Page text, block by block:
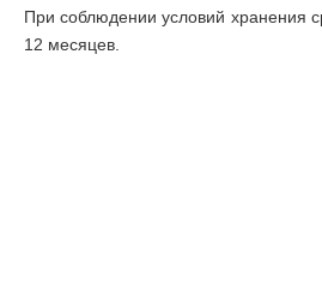
При соблюдении условий хранения
12 месяцев.